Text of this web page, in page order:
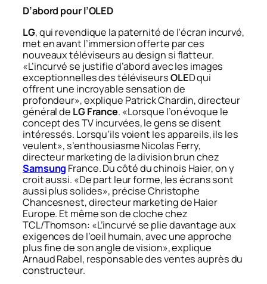
D’abord pour l’OLED
LG, qui revendique la paternité de l’écran incurvé,
met en avant l’immersion offerte par ces
nouveaux téléviseurs au design si flatteur.
«L’incurvé se justifie d’abord avec les images
exceptionnelles des téléviseursOLED qui
offrent une incroyable sensation de
profondeur», explique Patrick Chardin, directeur
général de LG France. «Lorsque l’on évoque le
concept des TV incurvées, le gens se disent
intéressés. Lorsqu’ils voient les appareils, ils les
veulent», s’enthousiasme Nicolas Ferry,
directeur marketing de la division brun chez
Samsung France. Du côté du chinois Haier, on y
croit aussi. «De part leur forme, les écrans sont
aussi plus solides», précise Christophe
Chancesnest, directeur marketing de Haier
Europe. Et même son de cloche chez
TCL/Thomson: «L’incurvé se plie davantage aux
exigences de l’oeil humain, avec une approche
plus fine de son angle de vision», explique
Arnaud Rabel, responsable des ventes auprès du
constructeur.